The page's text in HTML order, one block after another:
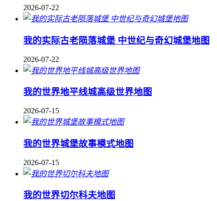
2026-07-22
我的实际古老陨落城堡 中世纪与奇幻城堡地图
2026-07-22
我的世界地平线城高级世界地图
2026-07-15
我的世界城堡故事模式地图
2026-07-15
我的世界切尔科夫地图